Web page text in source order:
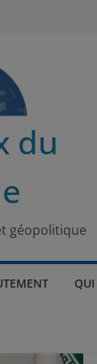
du
géopolitique